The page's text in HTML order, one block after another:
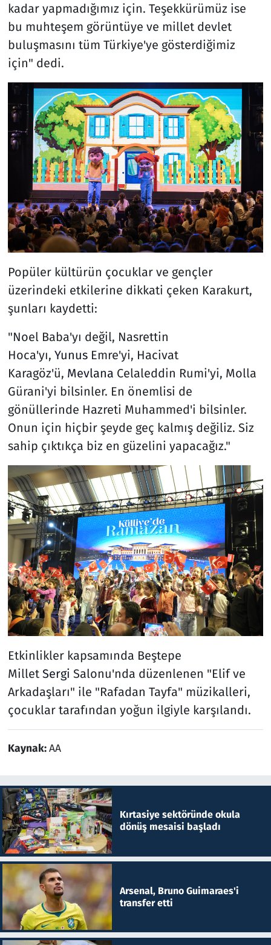
kadar yapmadığımız için. Teşekkürümüz ise
bu muhteşem görüntüye ve millet devlet
buluşmasını tüm Türkiye'ye gösterdiğimiz
için" dedi.
Popüler kültürün çocuklar ve gençler
üzerindeki etkilerine dikkati çeken Karakurt,
şunları kaydetti:
"Noel Baba'yı değil, Nasrettin
Hoca'yı, YunusEmre'yi, Hacivat
Karagöz'ü, Mevlana Celaleddin Rumi'yi, Molla
Gürani'yi bilsinler. En önemlisi de
gönüllerinde Hazreti Muhammed'i bilsinler.
Onun için hiçbir şeyde geç kalmış değiliz. Siz
sahip çıktıkça biz en güzelini yapacağız."
Etkinlikler kapsamında Beştepe
Millet Sergi Salonu'nda düzenlenen "Elif ve
Arkadaşları" ile "Rafadan Tayfa" müzikalleri,
çocuklar tarafından yoğun ilgiyle karşılandı.
Kaynak:AA
Kırtasiye sektöründe okula
dönüş mesaisi başladı
Arsenal, Bruno Guimaraes'i
transfer etti